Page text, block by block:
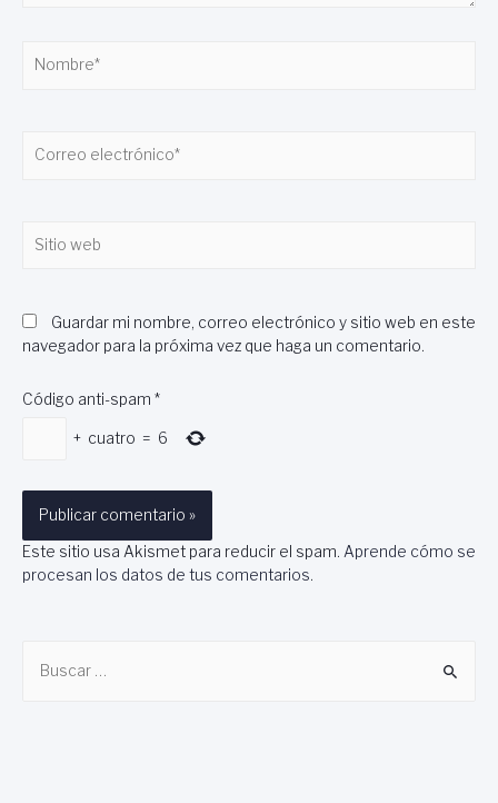
electrónico*
web
Guardar mi nombre, correo electrónico y sitio web en este
navegador para la próxima vez que haga un comentario.
Código anti-spam *
+ cuatro = 6
Este sitio usa Akismet para reducir el spam. Aprende cómo se
procesan los datos de tus comentarios.